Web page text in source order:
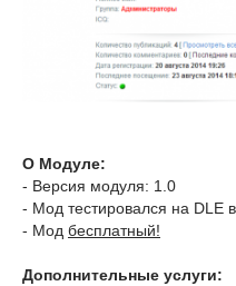
О Модуле:
- Версия модуля: 1.0
- Мод тестировался на DLE
- Мод бесплатный!
Дополнительные услуги: